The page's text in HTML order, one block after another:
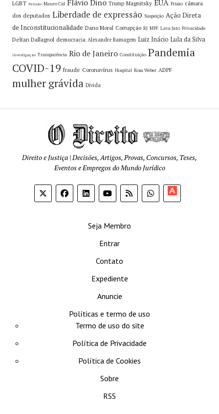
LGBT Pensão Mauro Cid Flávio Dino Trump Magnitsky EUA Prisão câmara
dos deputados Liberdade de expressão Suspeição Ação Direta
de Inconstitucionalidade Dano Moral Corrupção RJ MPF Lava Jato Privacidade
Deltan Dallagnol democracia Alexandre Ramagem Luiz Inácio Lula da Silva
investigação Transparência Rio de Janeiro Constituição Pandemia
COVID-19 fraude Coronavírus Hospital Rosa Weber ADPF
mulher grávida Dívida
Direito e Justiça | Decisões, Artigos, Provas, Concursos, Teses,
Eventos e Empregos do Mundo Jurídico
Seja Membro
Entrar
Contato
Expediente
Anuncie
Políticas e termo de uso
Termo de uso do site
Política de Privacidade
Política de Cookies
Sobre
RSS